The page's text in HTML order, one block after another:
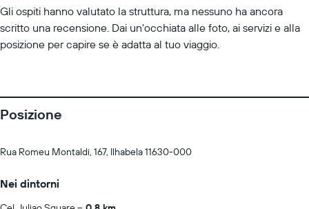
Gli ospiti hanno valutato la struttura, ma nessuno ha ancora
scritto una recensione. Dai un'occhiata alle foto, ai servizi e alla
posizione per capire se è adatta al tuo viaggio.
Posizione
Rua Romeu Montaldi, 167, Ilhabela 11630-000
Nei dintorni